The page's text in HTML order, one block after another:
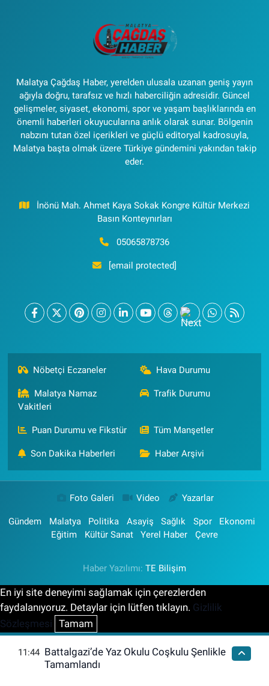
Malatya Çağdaş Haber, yerelden ulusala uzanan geniş yayın
ağıyla doğru, tarafsız ve hızlı haberciliğin adresidir. Güncel
gelişmeler, siyaset, ekonomi, spor ve yaşam başlıklarında en
önemli haberleri okuyucularına anlık olarak sunar. Bölgenin
nabzını tutan özel içerikleri ve güçlü editoryal kadrosuyla,
Malatya başta olmak üzere Türkiye gündemini yakından takip
eder.
İnönü Mah. Ahmet Kaya Sokak Kongre Kültür Merkezi
Basın Konteynırları
05065878736
[email protected]
Nöbetçi Eczaneler Hava Durumu
Malatya Namaz
Vakitleri
Trafik Durumu
Puan Durumu ve Fikstür Tüm Manşetler
Son Dakika Haberleri Haber Arşivi
Foto Galeri Video Yazarlar
Gündem Malatya Politika Asayiş Sağlık Spor
Ekonomi
Eğitim
Kültür Sanat Yerel Haber Çevre
Haber Yazılımı: TE Bilişim
En iyi site deneyimi sağlamak için çerezlerden
faydalanıyoruz. Detaylar için lütfen tıklayın. Gizlilik
Sözleşmesi Tamam
11:44 Battalgazi’de Yaz Okulu Coşkulu Şenlikle
Tamamlandı